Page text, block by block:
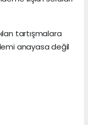
tartışmalara
anayasa değil